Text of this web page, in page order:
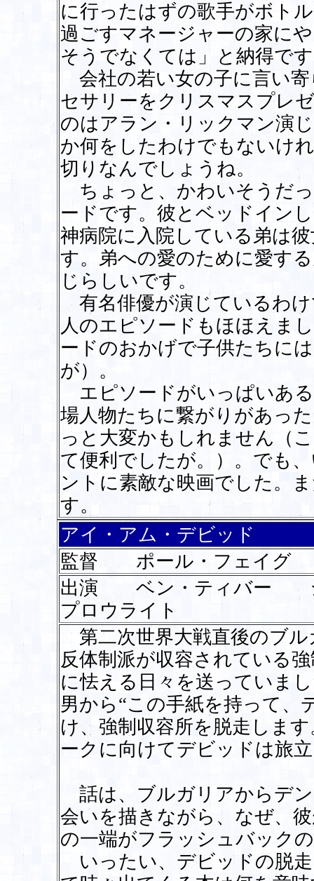
に行ったはずの歌手がボト
過ごすマネージャーの家に
そうでなくては」と納得で
会社の若い女の子に言い
セサリーをクリスマスプレ
のはアラン・リックマン演
か何をしたわけでもないけ
切りなんでしょうね。
ちょっと、かわいそうだ
ードです。彼とベッドイン
神病院に入院している弟は
す。弟への愛のために愛す
じらしいです。
有名俳優が演じているわ
人のエピソードもほほえま
ードのおかげで子供たちに
が）。
エピソードがいっぱいあ
場人物たちに繋がりがあっ
っと大変かもしれません（
て便利でしたが。）。でも
ントに素敵な映画でした。
す。
アイ・アム・デビッド
監督 ポール・フェイグ
出演 ベン・ティバー
プロウライト
第二次世界大戦直後のブ
反体制派が収容されている
に怯える日々を送っていま
男から“この手紙を持って、
け、強制収容所を脱走しま
ークに向けてデビッドは旅
話は、ブルガリアからデ
会いを描きながら、なぜ、
の一端がフラッシュバック
いったい、デビッドの脱